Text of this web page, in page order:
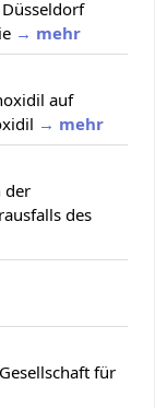
→ mehr
auf
→ mehr
der
des
für